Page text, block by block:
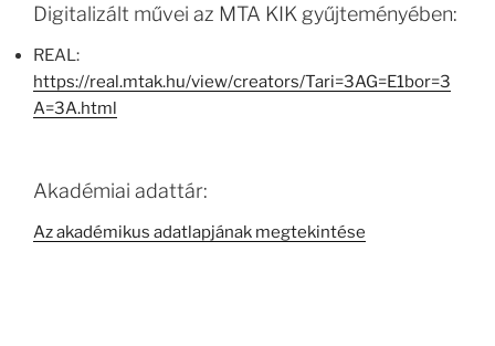
Digitalizált művei az MTA KIK gyűjteményében:
REAL:
https://real.mtak.hu/view/creators/Tari=3AG=E1bor=3
A=3A.html
Akadémiai adattár:
Az akadémikus adatlapjának megtekintése